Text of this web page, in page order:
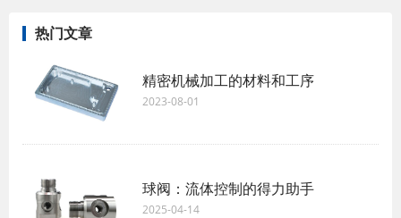
热门文章
精密机械加工的材料和工序
2023-08-01
球阀：流体控制的得力助手
2025-04-14